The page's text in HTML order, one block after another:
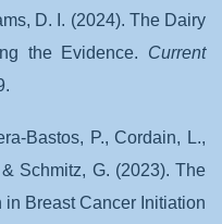
D. I. (2024). The Dairy
the Evidence. Current
Bastos, P., Cordain, L.,
Schmitz, G. (2023). The
Breast Cancer Initiation